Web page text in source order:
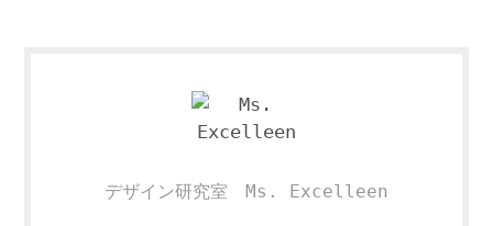
デザイン研究室 Ms. Excelleen